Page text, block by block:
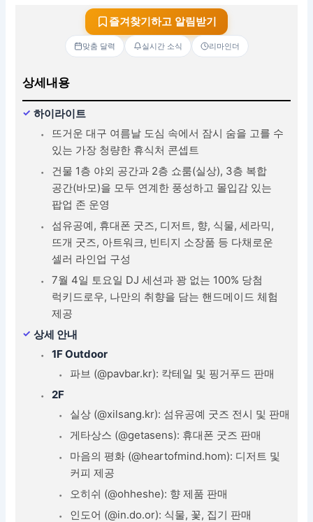
즐겨찾기하고 알림받기
맞춤 달력 실시간 소식 리마인더
상세내용
하이라이트
뜨거운 대구 여름날 도심 속에서 잠시 숨을 고를 수
있는 가장 청량한 휴식처 콘셉트
건물 1층 야외 공간과 2층 쇼룸(실상), 3층 복합
공간(바모)을 모두 연계한 풍성하고 몰입감 있는
팝업 존 운영
섬유공예, 휴대폰 굿즈, 디저트, 향, 식물, 세라믹,
뜨개 굿즈, 아트워크, 빈티지 소장품 등 다채로운
셀러 라인업 구성
7월 4일 토요일 DJ 세션과 꽝 없는 100% 당첨
럭키드로우, 나만의 취향을 담는 핸드메이드 체험
제공
상세 안내
1F Outdoor
파브 (@pavbar.kr): 칵테일 및 핑거푸드 판매
2F
실상 (@xilsang.kr): 섬유공예 굿즈 전시 및 판매
게타상스 (@getasens): 휴대폰 굿즈 판매
마음의 평화 (@heartofmind.hom): 디저트 및
커피 제공
오히쉬 (@ohheshe): 향 제품 판매
인도어 (@in.do.or): 식물, 꽃, 집기 판매